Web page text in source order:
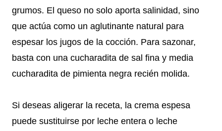
grumos. El queso no solo aporta salinidad, sino
que actúa como un aglutinante natural para
espesar los jugos de la cocción. Para sazonar,
basta con una cucharadita de sal fina y media
cucharadita de pimienta negra recién molida.
Si deseas aligerar la receta, la crema espesa
puede sustituirse por leche entera o leche